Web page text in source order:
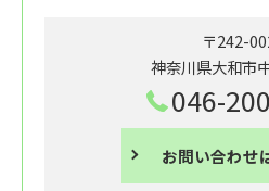
〒242-
神奈川県大和市
046-
お問い合わせ